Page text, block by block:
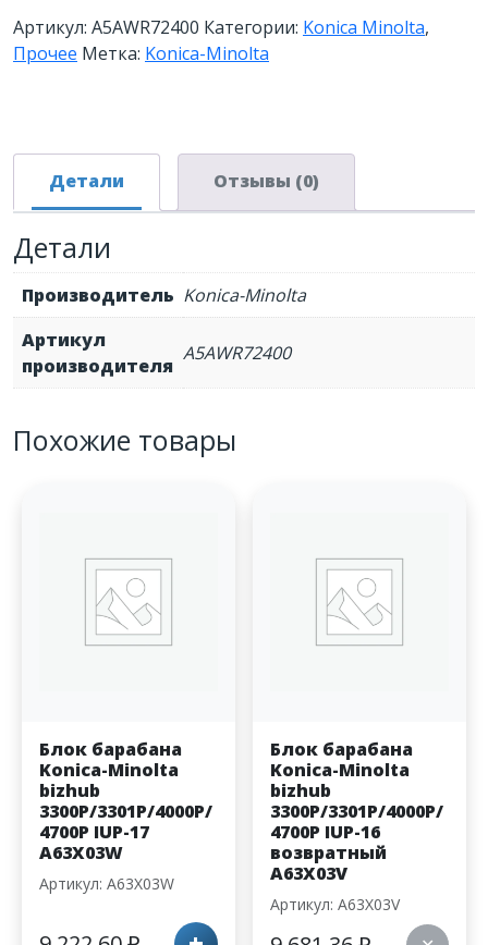
ч
Konica-
Minolta
Body
Артикул: A5AWR72400 Категории: Konica Minolta,
Прочее Метка: Konica-Minolta
Детали Отзывы (0)
Детали
Производитель Konica-Minolta
Артикул
производителя
A5AWR72400
Похожие товары
Блок барабана
Konica-Minolta
bizhub
3300P/3301P/4000P/
4700P IUP-17
A63X03W
Артикул: A63X03W
Блок барабана
Konica-Minolta
bizhub
3300P/3301P/4000P/
4700P IUP-16
возвратный
A63X03V
Артикул: A63X03V